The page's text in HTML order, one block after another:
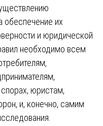
обеспечение их
и юридической
необходимо всем
юристам,
и, конечно, самим